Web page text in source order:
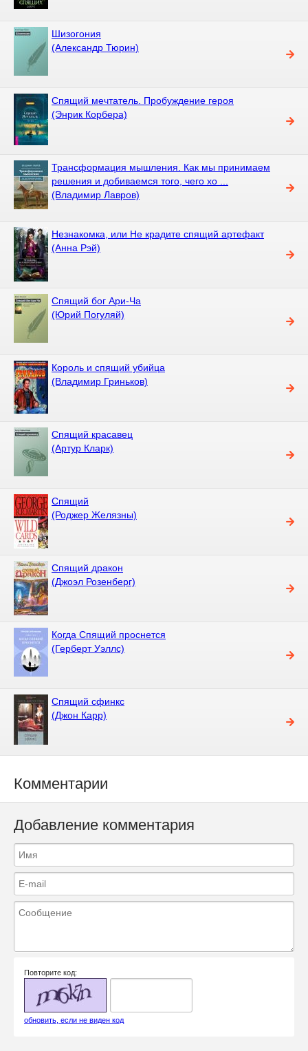
Шизогония
(Александр Тюрин)
Спящий мечтатель. Пробуждение героя
(Энрик Корбера)
Трансформация мышления. Как мы принимаем
решения и добиваемся того, чего хо ...
(Владимир Лавров)
Незнакомка, или Не крадите спящий артефакт
(Анна Рэй)
Спящий бог Ари-Ча
(Юрий Погуляй)
Король и спящий убийца
(Владимир Гриньков)
Спящий красавец
(Артур Кларк)
Спящий
(Роджер Желязны)
Спящий дракон
(Джоэл Розенберг)
Когда Спящий проснется
(Герберт Уэллс)
Спящий сфинкс
(Джон Карр)
Комментарии
Добавление комментария
Повторите код:
обновить, если не виден код